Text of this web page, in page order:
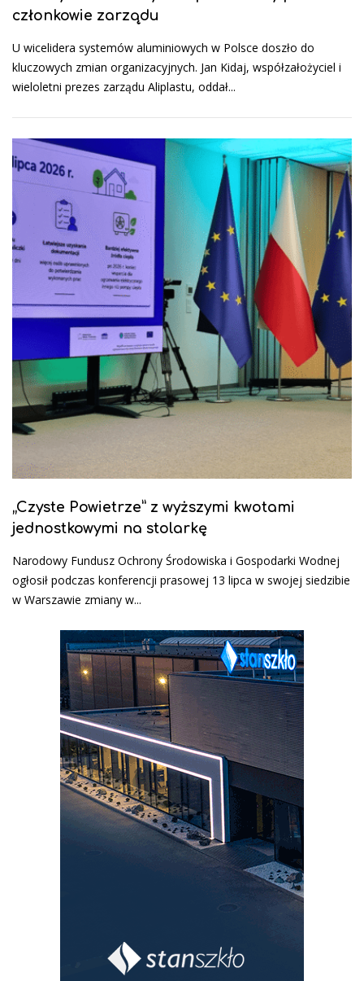
członkowie zarządu
U wicelidera systemów aluminiowych w Polsce doszło do
kluczowych zmian organizacyjnych. Jan Kidaj, współzałożyciel i
wieloletni prezes zarządu Aliplastu, oddał...
„Czyste Powietrze” z wyższymi kwotami
jednostkowymi na stolarkę
Narodowy Fundusz Ochrony Środowiska i Gospodarki Wodnej
ogłosił podczas konferencji prasowej 13 lipca w swojej siedzibie
w Warszawie zmiany w...